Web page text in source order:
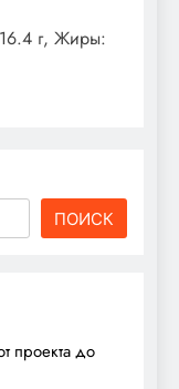
г, Жиры:
ПОИСК
проекта до